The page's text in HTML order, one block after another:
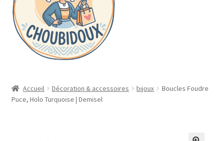
Made in France
le
Accueil Décoration & accessoires bijoux
Boucles Foudre
Puce, Holo Turquoise | Demisel